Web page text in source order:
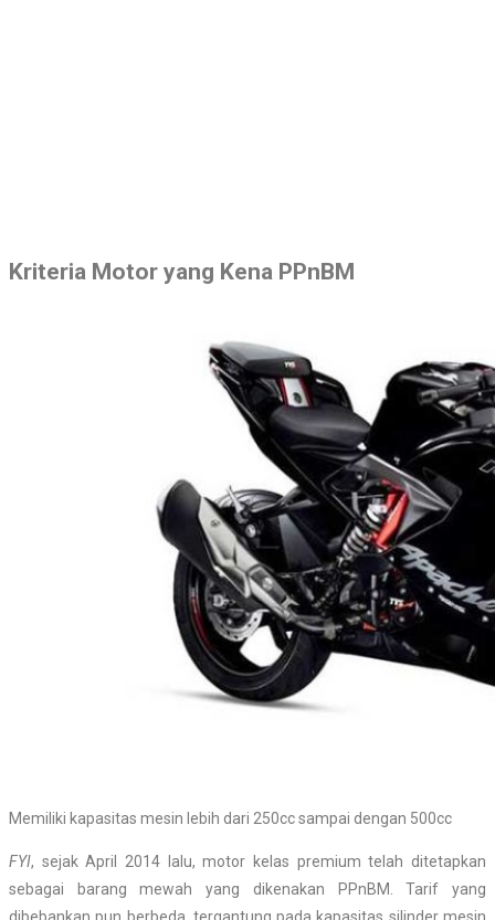
Kriteria Motor yang Kena PPnBM
Memiliki kapasitas mesin lebih dari 250cc sampai dengan 500cc
FYI, sejak April 2014 lalu, motor kelas premium telah ditetapkan
sebagai barang mewah yang dikenakan PPnBM. Tarif yang